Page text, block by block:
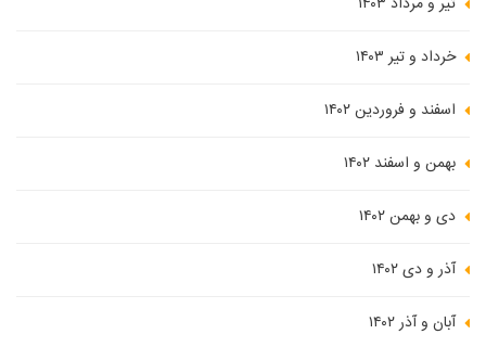
خرداد و تیر ۱۴۰۳
اسفند و فروردین ۱۴۰۲
بهمن و اسفند ۱۴۰۲
دی و بهمن ۱۴۰۲
آذر و دی ۱۴۰۲
آبان و آذر ۱۴۰۲